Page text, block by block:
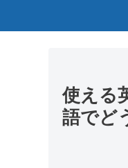
使える
語でど